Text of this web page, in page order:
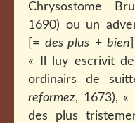
Chrysostome
1690) ou un
[= des plus +bien
« Il luy escrivit
ordinairs de
reformez, 1673), «
des plus